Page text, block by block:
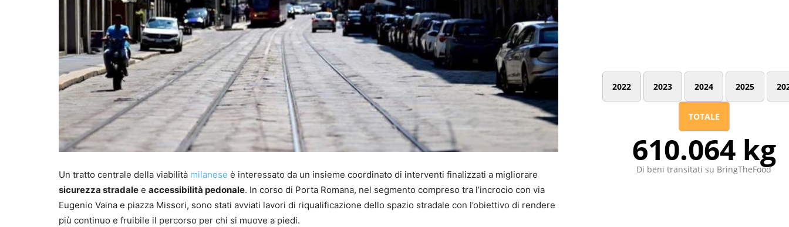
Un tratto centrale della viabilità milanese è interessato da un insieme coordinato di interventi finalizzati a migliorare
sicurezza stradale e accessibilità pedonale. In corso di Porta Romana, nel segmento compreso tra l’incrocio con via
Eugenio Vaina e piazza Missori, sono stati avviati lavori di riqualificazione dello spazio stradale con l’obiettivo di rendere
più continuo e fruibile il percorso per chi si muove a piedi.
2022 2023 2024 2025
TOTALE
610.064 kg
Di beni transitati su BringTheFood